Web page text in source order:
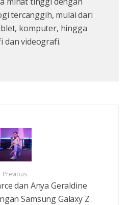
tercanggih, mulai dari
komputer, hingga
dan videografi.
Previous
dan Anya Geraldine
Samsung Galaxy Z